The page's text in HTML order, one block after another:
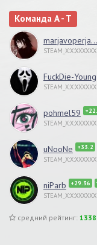
Команда A - T
marjavoperja...
STEAM_X:X:XXXXXX
FuckDie-Young
STEAM_X:X:XXXXXX
pohmel59
STEAM_X:X:XXXXXX
uNooNe +33.2
STEAM_X:X:XXXXXX
niParb +29.36
STEAM_X:X:XXXXXX
средний рейтинг: